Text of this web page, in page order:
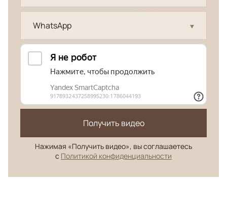
WhatsApp
Получить видео
Нажимая «Получить видео», вы соглашаетесь
с Политикой конфиденциальности